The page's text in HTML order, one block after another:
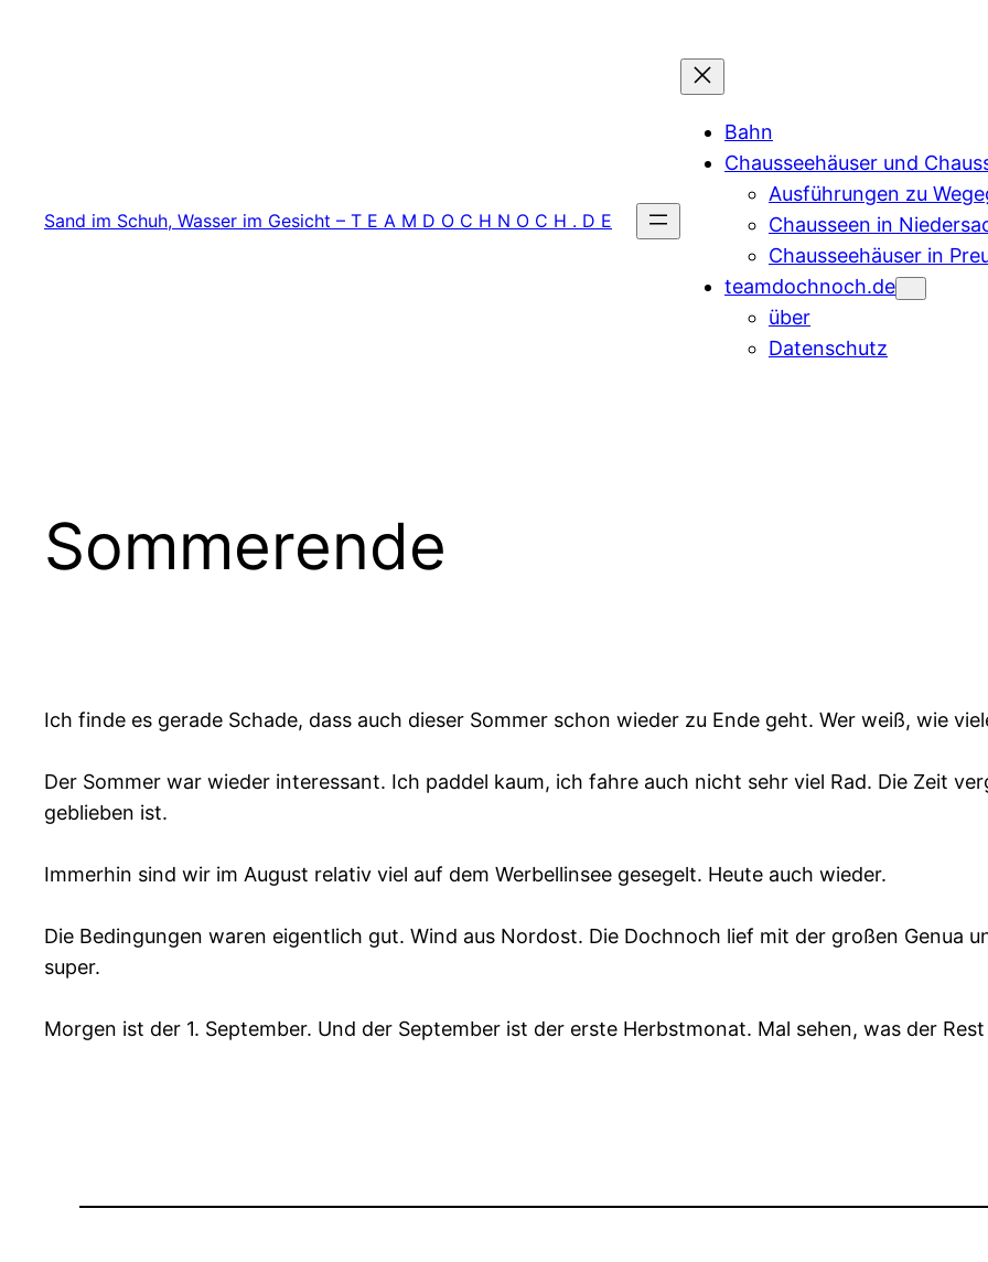
Sand im Schuh, Wasser im Gesicht – T E A M D O C H N O C H . D E
Bahn
Chausseehäuser und
Ausführungen zu
Chausseen in
Chausseehäuser in
teamdochnoch.de
über
Datenschutz
Sommerende
Ich finde es gerade Schade, dass auch dieser Sommer schon wieder zu Ende geht. Wer weiß, wie
Der Sommer war wieder interessant. Ich paddel kaum, ich fahre auch nicht sehr viel Rad. Die Zeit
geblieben ist.
Immerhin sind wir im August relativ viel auf dem Werbellinsee gesegelt. Heute auch wieder.
Die Bedingungen waren eigentlich gut. Wind aus Nordost. Die Dochnoch lief mit der großen Genua
super.
Morgen ist der 1. September. Und der September ist der erste Herbstmonat. Mal sehen, was der